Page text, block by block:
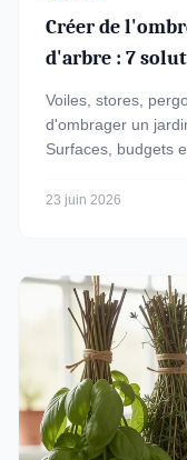
Créer de
d'arbre : 7
Voiles, stores,
d'ombrager un
Surfaces, budgets
23 juin 2026